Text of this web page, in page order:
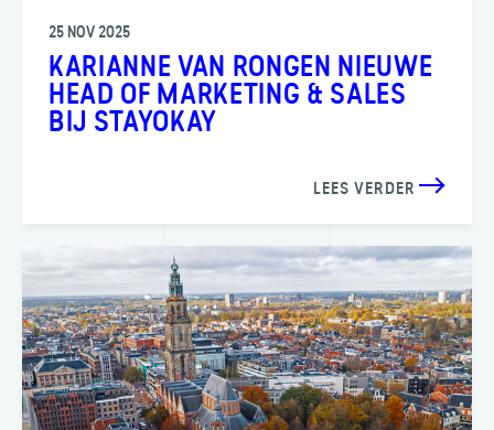
25 NOV 2025
KARIANNE VAN RONGEN NIEUWE
HEAD OF MARKETING & SALES
BIJ STAYOKAY
LEES VERDER